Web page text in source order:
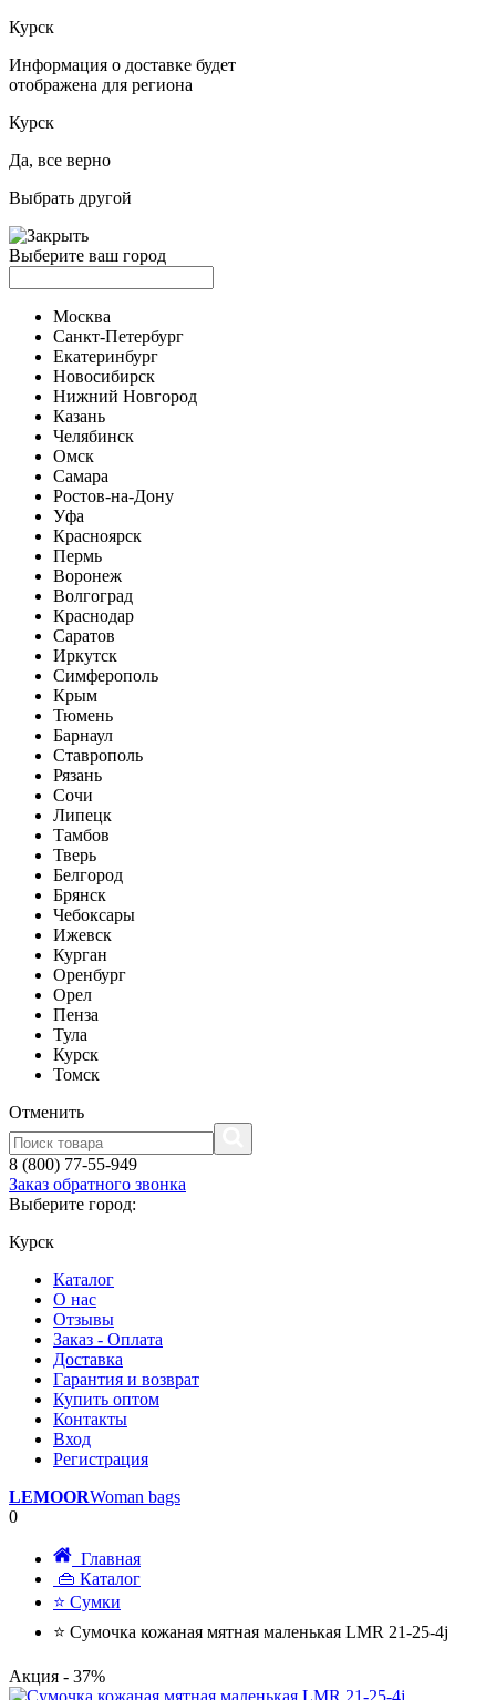
Курск
Информация о доставке будет
отображена для региона
Курск
Да, все верно
Выбрать другой
Выберите ваш город
Москва
Санкт-Петербург
Екатеринбург
Новосибирск
Нижний Новгород
Казань
Челябинск
Омск
Самара
Ростов-на-Дону
Уфа
Красноярск
Пермь
Воронеж
Волгоград
Краснодар
Саратов
Иркутск
Симферополь
Крым
Тюмень
Барнаул
Ставрополь
Рязань
Сочи
Липецк
Тамбов
Тверь
Белгород
Брянск
Чебоксары
Ижевск
Курган
Оренбург
Орел
Пенза
Тула
Курск
Томск
Отменить
8 (800) 77-55-949
Заказ обратного звонка
Выберите город:
Курск
Каталог
О нас
Отзывы
Заказ - Оплата
Доставка
Гарантия и возврат
Купить оптом
Контакты
Вход
Регистрация
LEMOORWoman bags
0
Главная
👜 Каталог
⭐ Сумки
⭐ Сумочка кожаная мятная маленькая LMR 21-25-4j
Акция - 37%